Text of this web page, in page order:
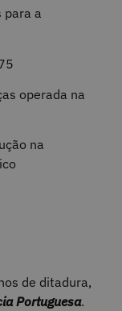
para a
operada na
na
de ditadura,
Portuguesa.